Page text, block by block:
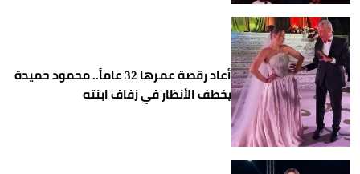
أعاد رقصة عمرها 32 عاماً.. محمود حميدة
يخطف الأنظار في زفاف ابنته